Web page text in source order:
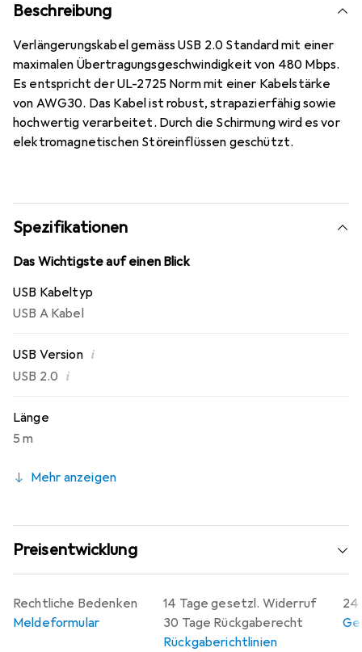
Beschreibung
Verlängerungskabel gemäss USB 2.0 Standard mit einer
maximalen Übertragungsgeschwindigkeit von 480 Mbps.
Es entspricht der UL-2725 Norm mit einer Kabelstärke
von AWG30. Das Kabel ist robust, strapazierfähig sowie
hochwertig verarbeitet. Durch die Schirmung wird es vor
elektromagnetischen Störeinflüssen geschützt.
Spezifikationen
Das Wichtigste auf einen Blick
USB Kabeltyp
USB A Kabel
USB Version i
USB 2.0 i
Länge
5 m
Mehr anzeigen
Preisentwicklung
14 Tage gesetzl. Widerruf
30 Tage Rückgaberecht
Rückgaberichtlinien
24
Rechtliche Bedenken
Meldeformular